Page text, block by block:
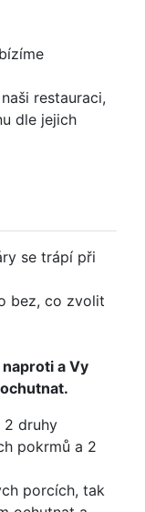
restauraci,
dle jejich
se trápí při
bez, co zvolit
a Vy
2 druhy
pokrmů a 2
porcích, tak